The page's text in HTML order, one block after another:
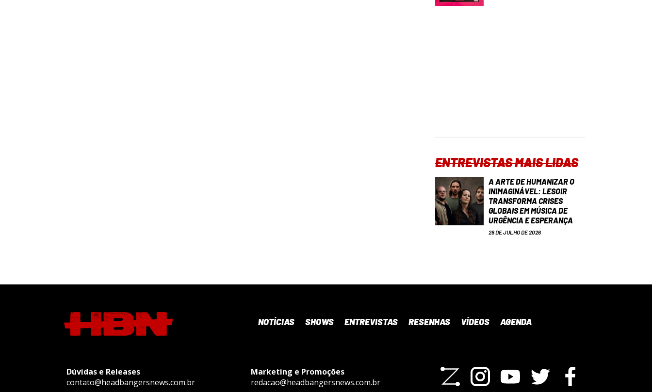
ENTREVISTAS MAIS LIDAS
A ARTE DE HUMANIZAR O
INIMAGINÁVEL: LESOIR
TRANSFORMA CRISES
GLOBAIS EM MÚSICA DE
URGÊNCIA E ESPERANÇA
28 DE JULHO DE 2026
NOTÍCIAS SHOWS ENTREVISTAS RESENHAS VÍDEOS AGENDA
Dúvidas e Releases
contato@headbangersnews.com.br
Marketing e Promoções
redacao@headbangersnews.com.br